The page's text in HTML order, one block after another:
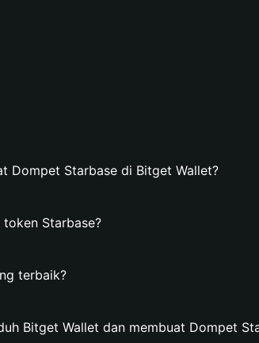
Dompet Starbase di Bitget Wallet?
Starbase?
terbaik?
Bitget Wallet dan membuat Dompet